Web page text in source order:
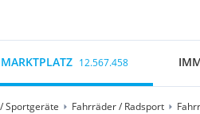
MARKTPLATZ 12.567.458
Sportgeräte Fahrräder / Radsport